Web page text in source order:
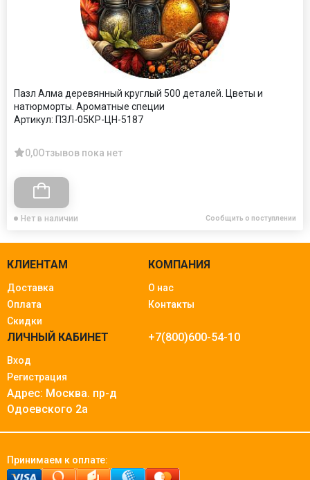
Пазл Алма деревянный круглый 500 деталей. Цветы и
натюрморты. Ароматные специи
Артикул: ПЗЛ-05КР-ЦН-5187
0,0Отзывов пока нет
Нет в наличии Сообщить о поступлении
КЛИЕНТАМ
Доставка
Оплата
Скидки
КОМПАНИЯ
О нас
Контакты
ЛИЧНЫЙ КАБИНЕТ
Вход
Регистрация
+7(800)600-54-10
Адрес: Москва. пр-д
Одоевского 2а
Принимаем к оплате: